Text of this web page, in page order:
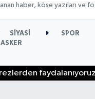
haber, köşe yazıları
SİYASİ SPOR
ASKER